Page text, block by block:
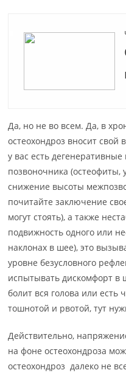
Да, но не во всем. Да, в
остеохондроз вносит свой
у вас есть
позвоночника (остеофиты,
снижение высоты
почитайте заключение
могут стоять), а также
подвижность одного или
наклонах в шее), это
уровне безусловного
испытывать дискомфорт в
болит вся голова или есть
тошнотой и рвотой, тут
Действительно,
на фоне остеохондроза
остеохондроз далеко не